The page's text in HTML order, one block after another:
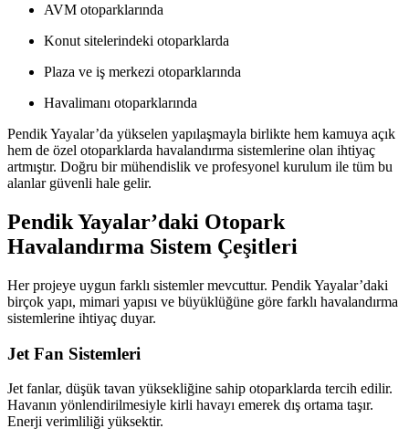
AVM otoparklarında
Konut sitelerindeki otoparklarda
Plaza ve iş merkezi otoparklarında
Havalimanı otoparklarında
Pendik Yayalar’da yükselen yapılaşmayla birlikte hem kamuya açık
hem de özel otoparklarda havalandırma sistemlerine olan ihtiyaç
artmıştır. Doğru bir mühendislik ve profesyonel kurulum ile tüm bu
alanlar güvenli hale gelir.
Pendik Yayalar’daki Otopark
Havalandırma Sistem Çeşitleri
Her projeye uygun farklı sistemler mevcuttur. Pendik Yayalar’daki
birçok yapı, mimari yapısı ve büyüklüğüne göre farklı havalandırma
sistemlerine ihtiyaç duyar.
Jet Fan Sistemleri
Jet fanlar, düşük tavan yüksekliğine sahip otoparklarda tercih edilir.
Havanın yönlendirilmesiyle kirli havayı emerek dış ortama taşır.
Enerji verimliliği yüksektir.